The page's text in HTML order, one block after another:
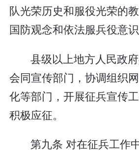
队光荣历史和服役光荣的
国防观念和依法服兵役意识
县级以上地方人民政
会同宣传部门，协调组织
化等部门，开展征兵宣传
积极应征。
第九条 对在征兵工作